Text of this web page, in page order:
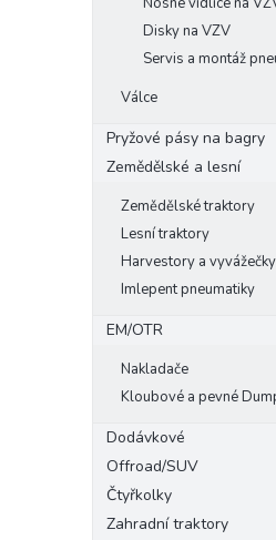
Disky na VZV
Servis a montáž
Válce
Pryžové pásy na bagry
Zemědělské a lesní
Zemědělské traktory
Lesní traktory
Harvestory a vyvážečky
Imlepent pneumatiky
EM/OTR
Nakladače
Kloubové a pevné
Dodávkové
Offroad/SUV
Čtyřkolky
Zahradní traktory